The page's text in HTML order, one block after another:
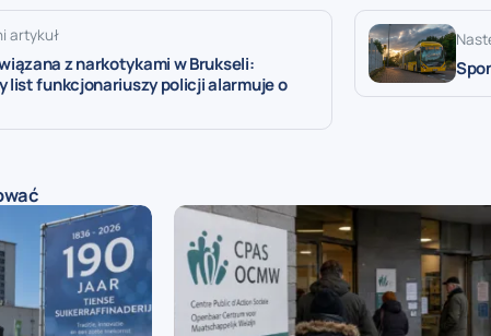
artykuł
z narkotykami w Brukseli:
list funkcjonariuszy policji alarmuje o